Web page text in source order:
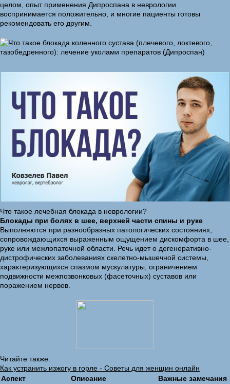
целом, опыт применения Дипроспана в неврологии
воспринимается положительно, и многие пациенты готовы
рекомендовать его другим.
Что такое лечебная блокада в неврологии?
Блокады при болях в шее, верхней части спины и руке
Выполняются при разнообразных патологических состояниях,
сопровождающихся выраженным ощущением дискомфорта в шее,
руке или межлопаточной области. Речь идет о дегенеративно-
дистрофических заболеваниях скелетно-мышечной системы,
характеризующихся спазмом мускулатуры, ограничением
подвижности межпозвонковых (фасеточных) суставов или
поражением нервов.
Читайте также:
Как устранить изжогу в горле - Советы для женщин онлайн
Аспект
Описание Важные замечания